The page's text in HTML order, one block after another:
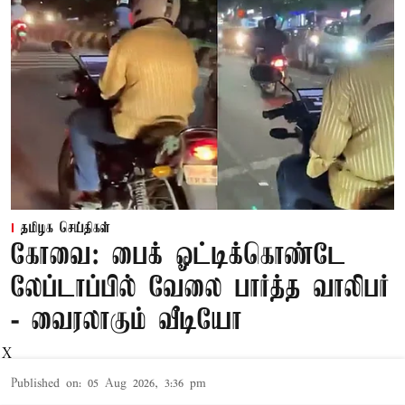
தமிழக செய்திகள்
கோவை: பைக் ஓட்டிக்கொண்டே
லேப்டாப்பில் வேலை பார்த்த வாலிபர்
- வைரலாகும் வீடியோ
Published on: 05 Aug 2026, 3:36 pm
X